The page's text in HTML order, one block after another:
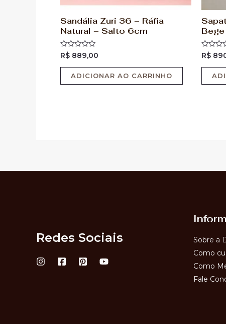
Sandália Zuri 36 – Ráfia
Natural – Salto 6cm
Avaliação
de
R$ 889,00
ADICIONAR AO CARRINHO
de
R$
Redes Sociais
Sobre a
Como
Como
Fale